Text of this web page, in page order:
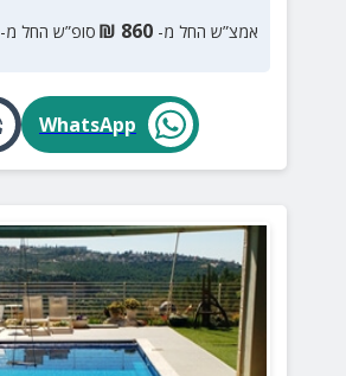
אמצ”ש החל מ- 860
₪ סופ”ש החל מ-
WhatsApp